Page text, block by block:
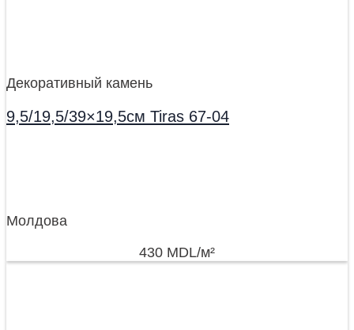
Декоративный камень
9,5/19,5/39×19,5см Tiras 67-04
Молдова
430 MDL/м²